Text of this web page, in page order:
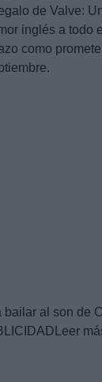
de Valve:
inglés a todo
como
bailar al son de